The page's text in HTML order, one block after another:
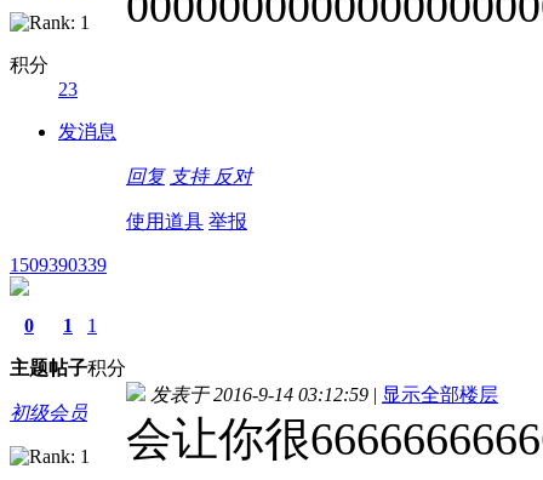
积分
23
发消息
回复 支持 反对
使用道具 举报
1509390339
0
主题
1
帖子
1
积分
初级会员
发表于 2016-9-14 03:12:59 | 显示全部楼层
会让你很